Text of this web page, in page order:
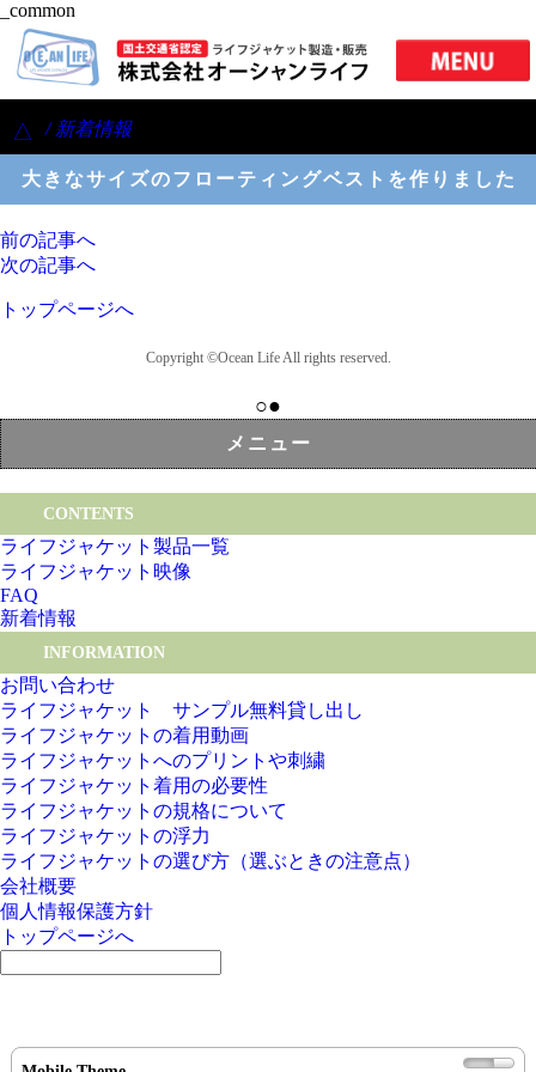
_common
△ / 新着情報
大きなサイズのフローティングベストを作りました
前の記事へ
次の記事へ
トップページへ
Copyright ©Ocean Life All rights reserved.
○●
メニュー
CONTENTS
ライフジャケット製品一覧
ライフジャケット映像
FAQ
新着情報
INFORMATION
お問い合わせ
ライフジャケット サンプル無料貸し出し
ライフジャケットの着用動画
ライフジャケットへのプリントや刺繍
ライフジャケット着用の必要性
ライフジャケットの規格について
ライフジャケットの浮力
ライフジャケットの選び方（選ぶときの注意点）
会社概要
個人情報保護方針
トップページへ